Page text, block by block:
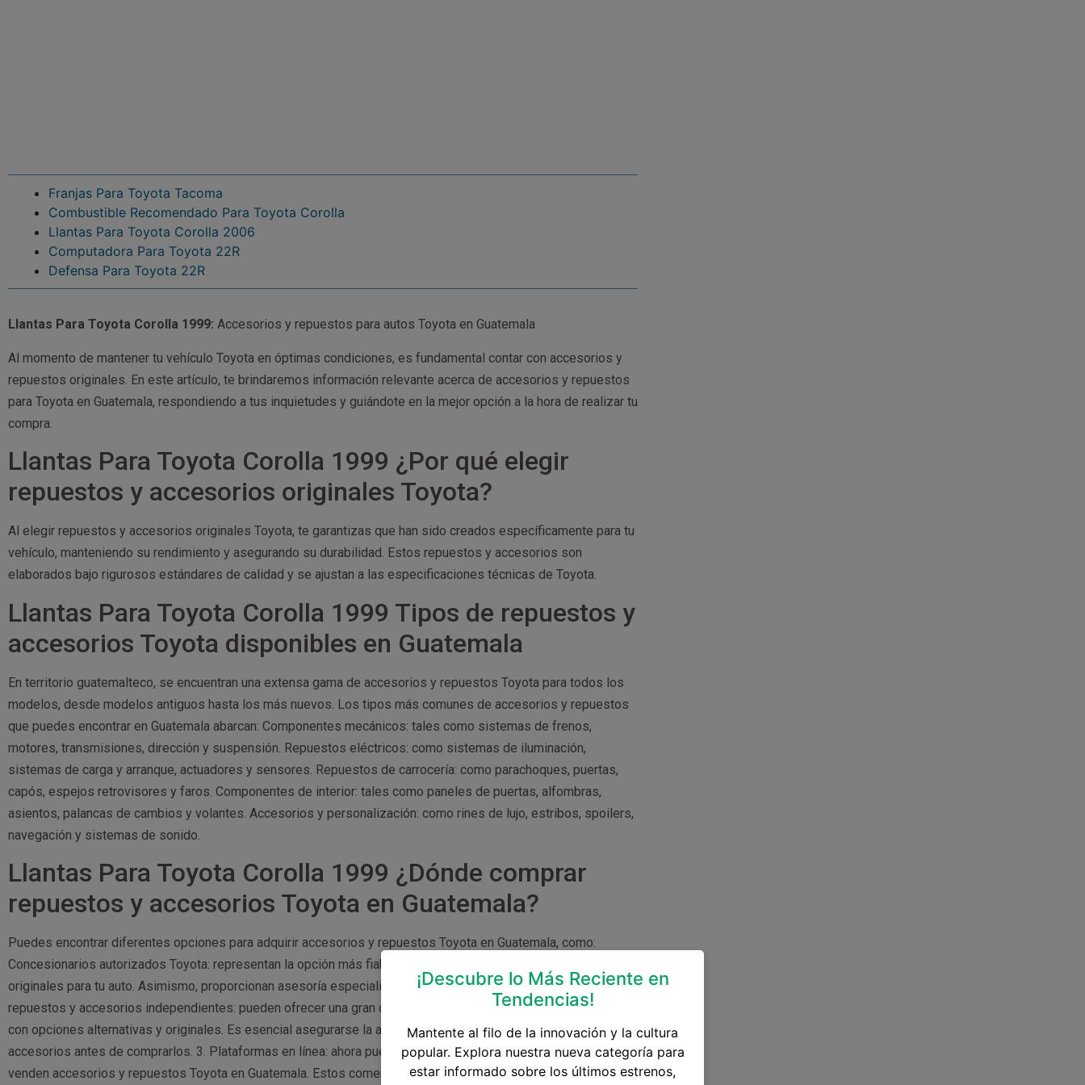
Franjas Para Toyota Tacoma
Combustible Recomendado Para Toyota Corolla
Llantas Para Toyota Corolla 2006
Computadora Para Toyota 22R
Defensa Para Toyota 22R
Llantas Para Toyota Corolla 1999: Accesorios y repuestos para autos Toyota en Guatemala
Al momento de mantener tu vehículo Toyota en óptimas condiciones, es fundamental contar con accesorios y
repuestos originales. En este artículo, te brindaremos información relevante acerca de accesorios y repuestos
para Toyota en Guatemala, respondiendo a tus inquietudes y guiándote en la mejor opción a la hora de realizar tu
compra.
Llantas Para Toyota Corolla 1999 ¿Por qué elegir
repuestos y accesorios originales Toyota?
Al elegir repuestos y accesorios originales Toyota, te garantizas que han sido creados específicamente para tu
vehículo, manteniendo su rendimiento y asegurando su durabilidad. Estos repuestos y accesorios son
elaborados bajo rigurosos estándares de calidad y se ajustan a las especificaciones técnicas de Toyota.
Llantas Para Toyota Corolla 1999 Tipos de repuestos y
accesorios Toyota disponibles en Guatemala
En territorio guatemalteco, se encuentran una extensa gama de accesorios y repuestos Toyota para todos los
modelos, desde modelos antiguos hasta los más nuevos. Los tipos más comunes de accesorios y repuestos
que puedes encontrar en Guatemala abarcan: Componentes mecánicos: tales como sistemas de frenos,
motores, transmisiones, dirección y suspensión. Repuestos eléctricos: como sistemas de iluminación,
sistemas de carga y arranque, actuadores y sensores. Repuestos de carrocería: como parachoques, puertas,
capós, espejos retrovisores y faros. Componentes de interior: tales como paneles de puertas, alfombras,
asientos, palancas de cambios y volantes. Accesorios y personalización: como rines de lujo, estribos, spoilers,
navegación y sistemas de sonido.
Llantas Para Toyota Corolla 1999 ¿Dónde comprar
repuestos y accesorios Toyota en Guatemala?
Puedes encontrar diferentes opciones para adquirir accesorios y repuestos Toyota en Guatemala, como:
Concesionarios autorizados Toyota: representan la opción más fiable para adquirir repuestos y accesorios
originales para tu auto. Asimismo, proporcionan asesoría especializada y garantía en sus productos. Tiendas de
repuestos y accesorios independientes: pueden ofrecer una gran diversidad de accesorios y repuestos Toyota,
con opciones alternativas y originales. Es esencial asegurarse la autenticidad y calidad de los repuestos y
accesorios antes de comprarlos. 3. Plataformas en línea: ahora puedes encontrar plataformas en línea que
venden accesorios y repuestos Toyota en Guatemala. Estos comercios brindan precios competitivos y envío a
¡Descubre lo Más Reciente en
Tendencias!
Mantente al filo de la innovación y la cultura
popular. Explora nuestra nueva categoría para
estar informado sobre los últimos estrenos,